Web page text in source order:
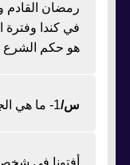
رمضان القادم
هو حكم
س/1- ما هي الجنابة؟